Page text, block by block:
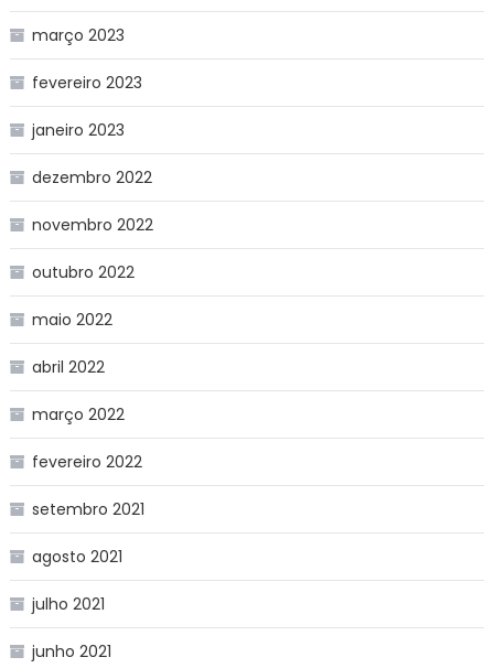
março 2023
fevereiro 2023
janeiro 2023
dezembro 2022
novembro 2022
outubro 2022
maio 2022
abril 2022
março 2022
fevereiro 2022
setembro 2021
agosto 2021
julho 2021
junho 2021